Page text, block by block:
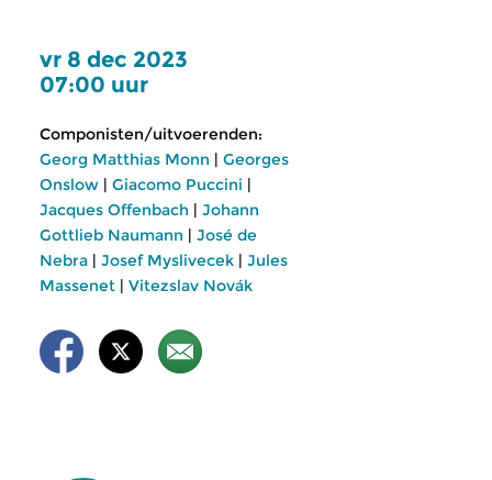
vr 8 dec 2023
07:00 uur
Componisten/uitvoerenden:
Georg Matthias Monn | Georges
Onslow | Giacomo Puccini |
Jacques Offenbach | Johann
Gottlieb Naumann | José de
Nebra | Josef Myslivecek | Jules
Massenet | Vitezslav Novák